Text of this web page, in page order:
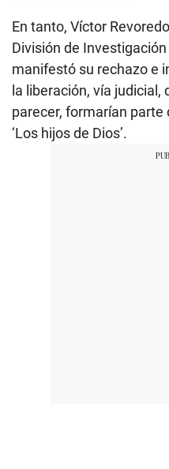
En tanto, Víctor
División de
manifestó su rechazo e
la liberación, vía judicial,
parecer, formarían parte
‘Los hijos de Dios’.